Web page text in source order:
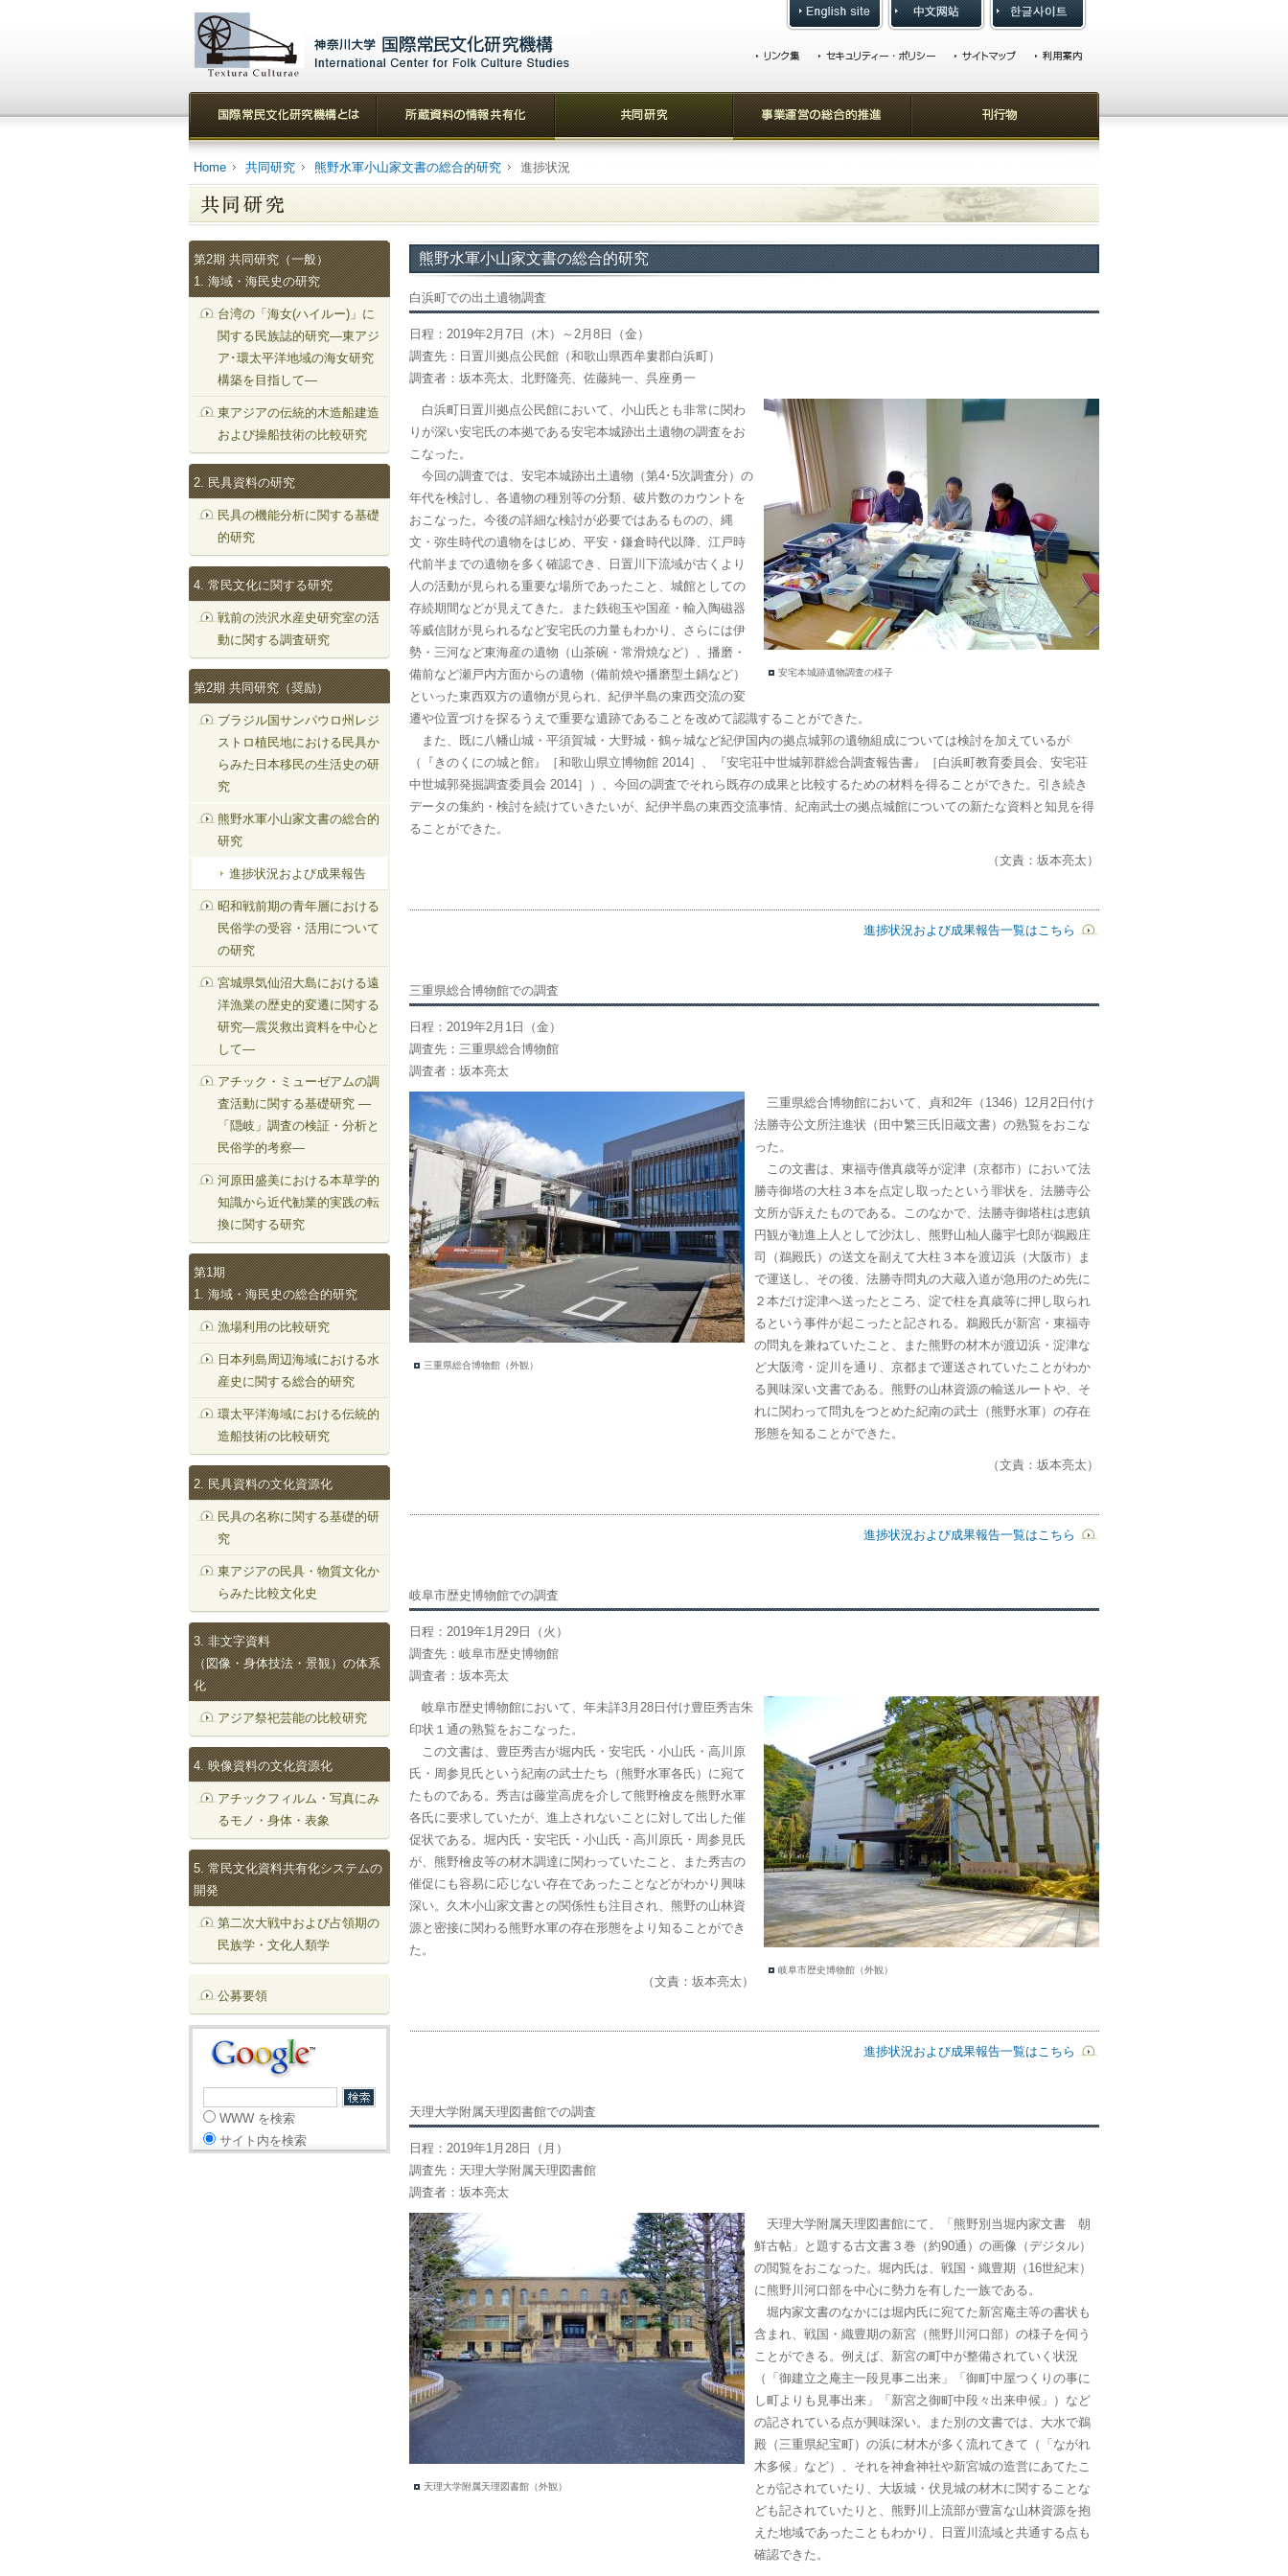
Home 共同研究 熊野水軍小山家文書の総合的研究 進捗状況
熊野水軍小山家文書の総合的研究
白浜町での出土遺物調査
日程：2019年2月7日（木）～2月8日（金）
調査先：日置川拠点公民館（和歌山県西牟婁郡白浜町）
調査者：坂本亮太、北野隆亮、佐藤純一、呉座勇一
安宅本城跡遺物調査の様子
白浜町日置川拠点公民館において、小山氏とも非常に関わ
りが深い安宅氏の本拠である安宅本城跡出土遺物の調査をお
こなった。
今回の調査では、安宅本城跡出土遺物（第4･5次調査分）の
年代を検討し、各遺物の種別等の分類、破片数のカウントを
おこなった。今後の詳細な検討が必要ではあるものの、縄
文・弥生時代の遺物をはじめ、平安・鎌倉時代以降、江戸時
代前半までの遺物を多く確認でき、日置川下流域が古くより
人の活動が見られる重要な場所であったこと、城館としての
存続期間などが見えてきた。また鉄砲玉や国産・輸入陶磁器
等威信財が見られるなど安宅氏の力量もわかり、さらには伊
勢・三河など東海産の遺物（山茶碗・常滑焼など）、播磨・
備前など瀬戸内方面からの遺物（備前焼や播磨型土鍋など）
といった東西双方の遺物が見られ、紀伊半島の東西交流の変
遷や位置づけを探るうえで重要な遺跡であることを改めて認識することができた。
また、既に八幡山城・平須賀城・大野城・鶴ヶ城など紀伊国内の拠点城郭の遺物組成については検討を加えているが
（『きのくにの城と館』［和歌山県立博物館 2014］、『安宅荘中世城郭群総合調査報告書』［白浜町教育委員会、安宅荘
中世城郭発掘調査委員会 2014］）、今回の調査でそれら既存の成果と比較するための材料を得ることができた。引き続き
データの集約・検討を続けていきたいが、紀伊半島の東西交流事情、紀南武士の拠点城館についての新たな資料と知見を得
ることができた。
（文責：坂本亮太）
進捗状況および成果報告一覧はこちら
三重県総合博物館での調査
日程：2019年2月1日（金）
調査先：三重県総合博物館
調査者：坂本亮太
三重県総合博物館（外観）
三重県総合博物館において、貞和2年（1346）12月2日付け
法勝寺公文所注進状（田中繁三氏旧蔵文書）の熟覧をおこな
った。
この文書は、東福寺僧真歳等が淀津（京都市）において法
勝寺御塔の大柱３本を点定し取ったという罪状を、法勝寺公
文所が訴えたものである。このなかで、法勝寺御塔柱は恵鎮
円観が勧進上人として沙汰し、熊野山杣人藤宇七郎が鵜殿庄
司（鵜殿氏）の送文を副えて大柱３本を渡辺浜（大阪市）ま
で運送し、その後、法勝寺問丸の大蔵入道が急用のため先に
２本だけ淀津へ送ったところ、淀で柱を真歳等に押し取られ
るという事件が起こったと記される。鵜殿氏が新宮・東福寺
の問丸を兼ねていたこと、また熊野の材木が渡辺浜・淀津な
ど大阪湾・淀川を通り、京都まで運送されていたことがわか
る興味深い文書である。熊野の山林資源の輸送ルートや、そ
れに関わって問丸をつとめた紀南の武士（熊野水軍）の存在
形態を知ることができた。
（文責：坂本亮太）
進捗状況および成果報告一覧はこちら
岐阜市歴史博物館での調査
日程：2019年1月29日（火）
調査先：岐阜市歴史博物館
調査者：坂本亮太
岐阜市歴史博物館（外観）
岐阜市歴史博物館において、年未詳3月28日付け豊臣秀吉朱
印状１通の熟覧をおこなった。
この文書は、豊臣秀吉が堀内氏・安宅氏・小山氏・高川原
氏・周参見氏という紀南の武士たち（熊野水軍各氏）に宛て
たものである。秀吉は藤堂高虎を介して熊野檜皮を熊野水軍
各氏に要求していたが、進上されないことに対して出した催
促状である。堀内氏・安宅氏・小山氏・高川原氏・周参見氏
が、熊野檜皮等の材木調達に関わっていたこと、また秀吉の
催促にも容易に応じない存在であったことなどがわかり興味
深い。久木小山家文書との関係性も注目され、熊野の山林資
源と密接に関わる熊野水軍の存在形態をより知ることができ
た。
（文責：坂本亮太）
進捗状況および成果報告一覧はこちら
天理大学附属天理図書館での調査
日程：2019年1月28日（月）
調査先：天理大学附属天理図書館
調査者：坂本亮太
天理大学附属天理図書館（外観）
天理大学附属天理図書館にて、「熊野別当堀内家文書 朝
鮮古帖」と題する古文書３巻（約90通）の画像（デジタル）
の閲覧をおこなった。堀内氏は、戦国・織豊期（16世紀末）
に熊野川河口部を中心に勢力を有した一族である。
堀内家文書のなかには堀内氏に宛てた新宮庵主等の書状も
含まれ、戦国・織豊期の新宮（熊野川河口部）の様子を伺う
ことができる。例えば、新宮の町中が整備されていく状況
（「御建立之庵主一段見事ニ出来」「御町中屋つくりの事に
し町よりも見事出来」「新宮之御町中段々出来申候」）など
の記されている点が興味深い。また別の文書では、大水で鵜
殿（三重県紀宝町）の浜に材木が多く流れてきて（「ながれ
木多候」など）、それを神倉神社や新宮城の造営にあてたこ
とが記されていたり、大坂城・伏見城の材木に関することな
ども記されていたりと、熊野川上流部が豊富な山林資源を抱
えた地域であったこともわかり、日置川流域と共通する点も
確認できた。
第2期 共同研究（一般）
1. 海域・海民史の研究
台湾の「海女(ハイルー)」に
関する民族誌的研究—東アジ
ア･環太平洋地域の海女研究
構築を目指して—
東アジアの伝統的木造船建造
および操船技術の比較研究
2. 民具資料の研究
民具の機能分析に関する基礎
的研究
4. 常民文化に関する研究
戦前の渋沢水産史研究室の活
動に関する調査研究
第2期 共同研究（奨励）
ブラジル国サンパウロ州レジ
ストロ植民地における民具か
らみた日本移民の生活史の研
究
熊野水軍小山家文書の総合的
研究
進捗状況および成果報告
昭和戦前期の青年層における
民俗学の受容・活用について
の研究
宮城県気仙沼大島における遠
洋漁業の歴史的変遷に関する
研究—震災救出資料を中心と
して—
アチック・ミューゼアムの調
査活動に関する基礎研究 —
「隠岐」調査の検証・分析と
民俗学的考察—
河原田盛美における本草学的
知識から近代勧業的実践の転
換に関する研究
第1期
1. 海域・海民史の総合的研究
漁場利用の比較研究
日本列島周辺海域における水
産史に関する総合的研究
環太平洋海域における伝統的
造船技術の比較研究
2. 民具資料の文化資源化
民具の名称に関する基礎的研
究
東アジアの民具・物質文化か
らみた比較文化史
3. 非文字資料
（図像・身体技法・景観）の体系
化
アジア祭祀芸能の比較研究
4. 映像資料の文化資源化
アチックフィルム・写真にみ
るモノ・身体・表象
5. 常民文化資料共有化システムの
開発
第二次大戦中および占領期の
民族学・文化人類学
公募要領
WWW を検索
サイト内を検索